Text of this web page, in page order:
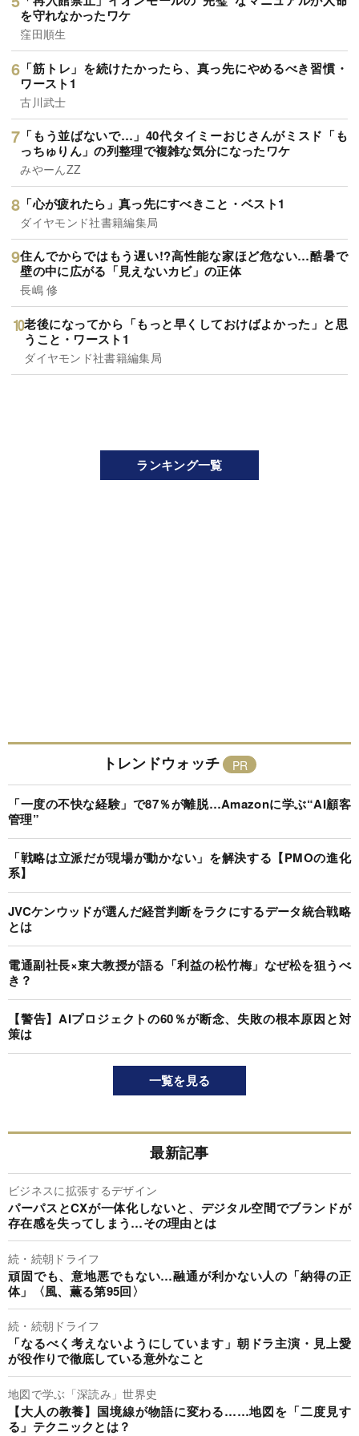
を守れなかったワケ
窪田順生
「筋トレ」を続けたかったら、真っ先にやめるべき習慣・
ワースト1
古川武士
「もう並ばないで…」40代タイミーおじさんがミスド「も
っちゅりん」の列整理で複雑な気分になったワケ
みやーんZZ
「心が疲れたら」真っ先にすべきこと・ベスト1
ダイヤモンド社書籍編集局
住んでからではもう遅い!?高性能な家ほど危ない…酷暑で
壁の中に広がる「見えないカビ」の正体
長嶋 修
老後になってから「もっと早くしておけばよかった」と思
うこと・ワースト1
ダイヤモンド社書籍編集局
ランキング一覧
トレンドウォッチ
「一度の不快な経験」で87％が離脱…Amazonに学ぶ“AI顧客
管理”
「戦略は立派だが現場が動かない」を解決する【PMOの進化
系】
JVCケンウッドが選んだ経営判断をラクにするデータ統合戦略
とは
電通副社長×東大教授が語る「利益の松竹梅」なぜ松を狙うべ
き？
【警告】AIプロジェクトの60％が断念、失敗の根本原因と対
策は
一覧を見る
最新記事
ビジネスに拡張するデザイン
パーパスとCXが一体化しないと、デジタル空間でブランドが
存在感を失ってしまう…その理由とは
続・続朝ドライフ
頑固でも、意地悪でもない…融通が利かない人の「納得の正
体」〈風、薫る第95回〉
続・続朝ドライフ
「なるべく考えないようにしています」朝ドラ主演・見上愛
が役作りで徹底している意外なこと
地図で学ぶ「深読み」世界史
【大人の教養】国境線が物語に変わる……地図を「二度見す
る」テクニックとは？